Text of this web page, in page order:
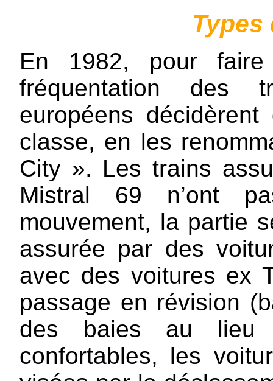
Types
En 1982, pour
fréquentation des
européens
classe, en les
City ». Les trains
Mistral 69 n’ont
mouvement, la partie
assurée par des
avec des voitures ex
passage en révision
des baies au lieu
confortables, les